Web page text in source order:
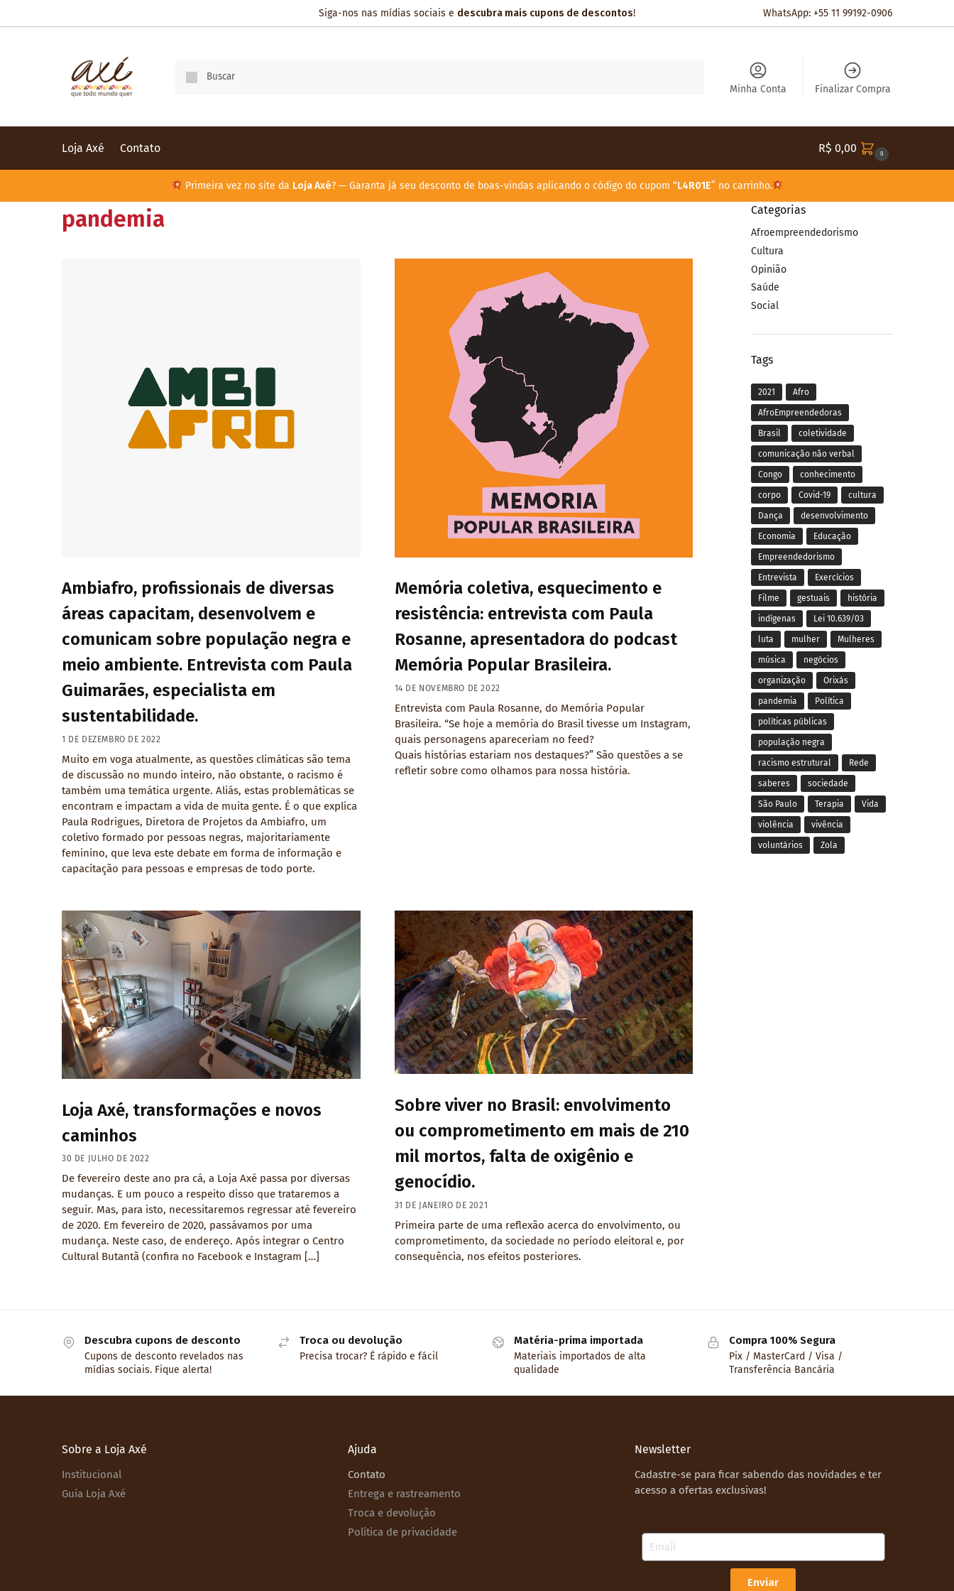
Siga-nos nas mídias sociais e descubra mais cupons de descontos! WhatsApp: +55 11 99192-0906
Minha Conta Finalizar Compra
Loja Axé Contato R$ 0,00 0
Primeira vez no site da Loja Axé? — Garanta já seu desconto de boas-vindas aplicando o código do cupom “L4R01E” no carrinho.
pandemia
Ambiafro, profissionais de diversas
áreas capacitam, desenvolvem e
comunicam sobre população negra e
meio ambiente. Entrevista com Paula
Guimarães, especialista em
sustentabilidade.
1 DE DEZEMBRO DE 2022
Muito em voga atualmente, as questões climáticas são tema
de discussão no mundo inteiro, não obstante, o racismo é
também uma temática urgente. Aliás, estas problemáticas se
encontram e impactam a vida de muita gente. É o que explica
Paula Rodrigues, Diretora de Projetos da Ambiafro, um
coletivo formado por pessoas negras, majoritariamente
feminino, que leva este debate em forma de informação e
capacitação para pessoas e empresas de todo porte.
Memória coletiva, esquecimento e
resistência: entrevista com Paula
Rosanne, apresentadora do podcast
Memória Popular Brasileira.
14 DE NOVEMBRO DE 2022
Entrevista com Paula Rosanne, do Memória Popular
Brasileira. “Se hoje a memória do Brasil tivesse um Instagram,
quais personagens apareceriam no feed?
Quais histórias estariam nos destaques?” São questões a se
refletir sobre como olhamos para nossa história.
Loja Axé, transformações e novos
caminhos
30 DE JULHO DE 2022
De fevereiro deste ano pra cá, a Loja Axé passa por diversas
mudanças. E um pouco a respeito disso que trataremos a
seguir. Mas, para isto, necessitaremos regressar até fevereiro
de 2020. Em fevereiro de 2020, passávamos por uma
mudança. Neste caso, de endereço. Após integrar o Centro
Cultural Butantã (confira no Facebook e Instagram […]
Sobre viver no Brasil: envolvimento
ou comprometimento em mais de 210
mil mortos, falta de oxigênio e
genocídio.
31 DE JANEIRO DE 2021
Primeira parte de uma reflexão acerca do envolvimento, ou
comprometimento, da sociedade no período eleitoral e, por
consequência, nos efeitos posteriores.
Categorias
Afroempreendedorismo
Cultura
Opinião
Saúde
Social
Tags
2021 Afro
AfroEmpreendedoras
Brasil coletividade
comunicação não verbal
Congo conhecimento
corpo Covid-19 cultura
Dança desenvolvimento
Economia Educação
Empreendedorismo
Entrevista Exercícios
Filme gestuais história
indígenas Lei 10.639/03
luta mulher Mulheres
música negócios
organização Orixás
pandemia Política
políticas públicas
população negra
racismo estrutural Rede
saberes sociedade
São Paulo Terapia Vida
violência vivência
voluntários Zola
Descubra cupons de desconto
Cupons de desconto revelados nas
mídias sociais. Fique alerta!
Troca ou devolução
Precisa trocar? É rápido e fácil
Matéria-prima importada
Materiais importados de alta
qualidade
Compra 100% Segura
Pix / MasterCard / Visa /
Transferência Bancária
Sobre a Loja Axé
Institucional
Guia Loja Axé
Ajuda
Contato
Entrega e rastreamento
Troca e devolução
Política de privacidade
Newsletter
Cadastre-se para ficar sabendo das novidades e ter
acesso a ofertas exclusivas!
Enviar